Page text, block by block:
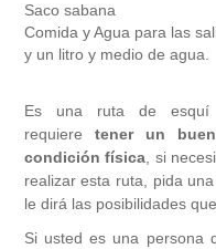
Saco sabana
Comida y Agua para las
y un litro y medio de agua.
Es una ruta de
requiere tener un
condición física, si
realizar esta ruta, pida
le dirá las posibilidades
Si usted es una persona